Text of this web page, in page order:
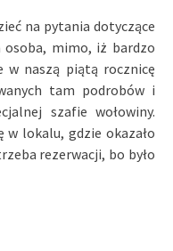
na pytania dotyczące
osoba, mimo, iż bardzo
w naszą piątą rocznicę
tam podrobów i
szafie wołowiny.
w lokalu, gdzie okazało
rezerwacji, bo było